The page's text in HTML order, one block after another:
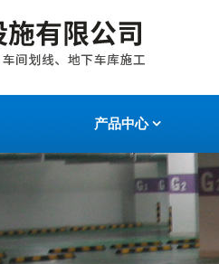
产品中心